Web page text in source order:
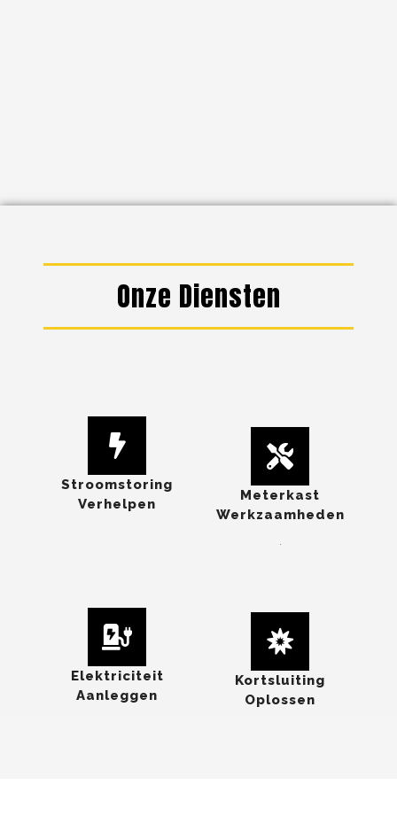
Onze Diensten
Stroomstoring
Verhelpen
Meterkast
Werkzaamheden
Elektriciteit
Aanleggen
Kortsluiting
Oplossen